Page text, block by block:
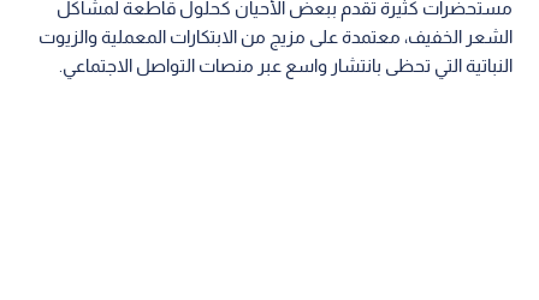
مستحضرات كثيرة تقدم ببعض الأحيان كحلول قاطعة لمشاكل
الشعر الخفيف، معتمدة على مزيج من الابتكارات المعملية والزيوت
النباتية التي تحظى بانتشار واسع عبر منصات التواصل الاجتماعي.